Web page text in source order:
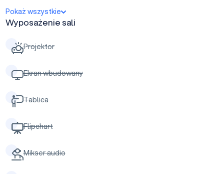
Pokaż wszystkie
Wyposażenie sali
Projektor
Ekran wbudowany
Tablica
Flipchart
Mikser audio